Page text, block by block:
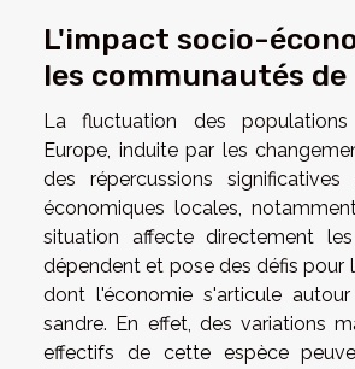
L'impact socio-
les communautés de
La fluctuation des
Europe, induite par les
des répercussions
économiques locales,
situation affecte directement
dépendent et pose des défis pour
dont l'économie s'articule
sandre. En effet, des variations
effectifs de cette espèce